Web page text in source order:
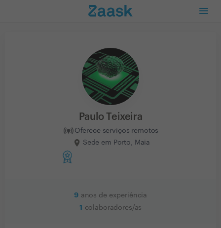
Paulo Teixeira
Oferece serviços remotos
Sede em Porto, Maia
9 anos de experiência
1
colaboradores/as